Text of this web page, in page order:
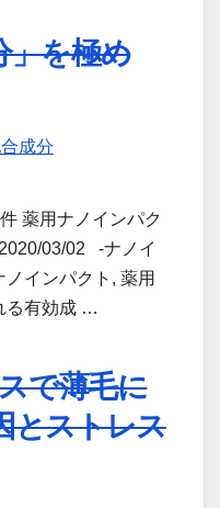
」を極め
成分
薬用ナノインパク
03/02 -ナノイ
インパクト, 薬用
る有効成 …
で薄毛に
とストレス